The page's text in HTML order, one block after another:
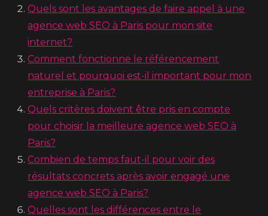
Quels sont les avantages de faire appel à une
agence web SEO à Paris pour mon site
internet?
Comment fonctionne le référencement
naturel et pourquoi est-il important pour mon
entreprise à Paris?
Quels critères doivent être pris en compte
pour choisir la meilleure agence web SEO à
Paris?
Combien de temps faut-il pour voir des
résultats concrets après avoir engagé une
agence web SEO à Paris?
Quelles sont les différences entre le